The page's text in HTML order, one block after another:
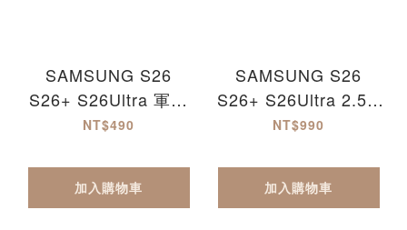
SAMSUNG S26
S26+ S26Ultra 軍規
認證軟硬防摔殼
NT$490
加入購物車
SAMSUNG S26
S26+ S26Ultra 2.5D
防爆玻璃螢幕保護貼-
NT$990
加入購物車